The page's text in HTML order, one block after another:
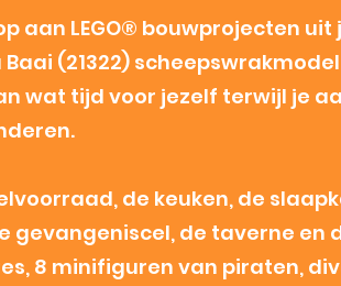
aan LEGO® bouwprojecten
(21322)
wat tijd voor jezelf terwijl je
de keuken, de
gevangeniscel, de taverne en
8 minifiguren van piraten,